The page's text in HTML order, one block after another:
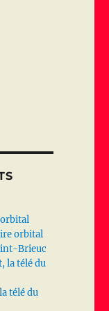
orbital
Brieuc
la télé du
télé du